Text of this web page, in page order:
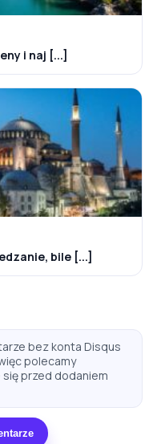
i naj [...]
bile [...]
bez konta Disqus
polecamy
przed dodaniem